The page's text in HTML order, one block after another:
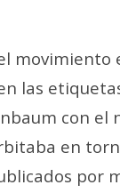
movimiento
las
con el
en
por